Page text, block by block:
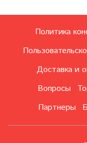
Политика
Доставка и
Вопросы
Партнеры